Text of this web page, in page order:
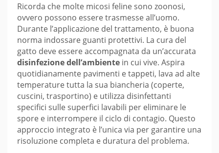
Ricorda che molte micosi feline sono zoonosi,
ovvero possono essere trasmesse all’uomo.
Durante l’applicazione del trattamento, è buona
norma indossare guanti protettivi. La cura del
gatto deve essere accompagnata da un’accurata
disinfezione dell’ambiente in cui vive. Aspira
quotidianamente pavimenti e tappeti, lava ad alte
temperature tutta la sua biancheria (coperte,
cuscini, trasportino) e utilizza disinfettanti
specifici sulle superfici lavabili per eliminare le
spore e interrompere il ciclo di contagio. Questo
approccio integrato è l’unica via per garantire una
risoluzione completa e duratura del problema.